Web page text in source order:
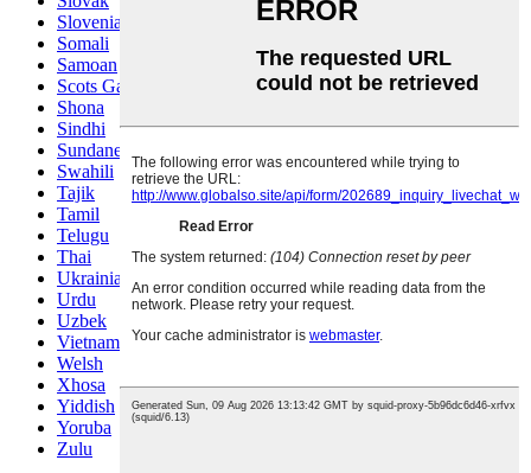
Slovenian
Somali
Samoan
Scots Gaelic
Shona
Sindhi
Sundanese
Swahili
Tajik
Tamil
Telugu
Thai
Ukrainian
Urdu
Uzbek
Vietnamese
Welsh
Xhosa
Yiddish
Yoruba
Zulu